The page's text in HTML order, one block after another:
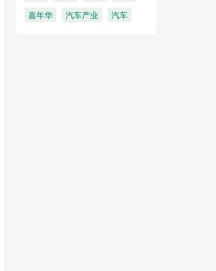
嘉年华 汽车产业 汽车